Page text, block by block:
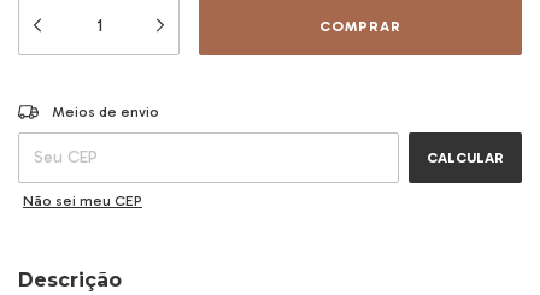
Entregas para o CEP:
Meios de envio
CALCULAR
Não sei meu CEP
Descrição